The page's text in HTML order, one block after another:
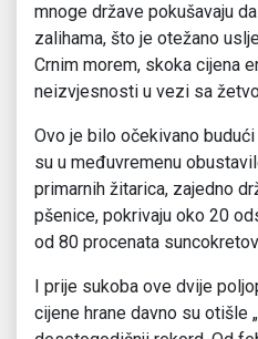
mnoge države pokušavaju
zalihama, što je otežano
Crnim morem, skoka cijena
neizvjesnosti u vezi sa
Ovo je bilo očekivano
su u međuvremenu
primarnih žitarica, zajedno
pšenice, pokrivaju oko 20
od 80 procenata
I prije sukoba ove dvije
cijene hrane davno su otišle